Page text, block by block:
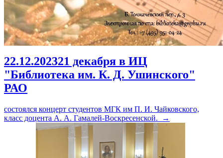
22.12.202321 декабря в ИЦ
"Библиотека им. К. Д. Ушинского"
РАО
состоялся концерт студентов МГК им П. И. Чайковского,
класс доцента А. А. Гамалей-Воскресенской.
→